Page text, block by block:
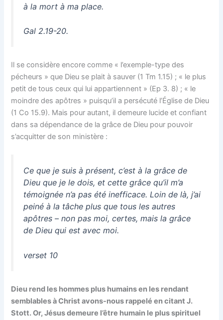
à la mort à ma place.
Gal 2.19-20.
Il se considère encore comme « l’exemple-type des
pécheurs » que Dieu se plait à sauver (1 Tm 1.15) ; « le plus
petit de tous ceux qui lui appartiennent » (Ep 3. 8) ; « le
moindre des apôtres » puisqu’il a persécuté l’Église de Dieu
(1 Co 15.9). Mais pour autant, il demeure lucide et confiant
dans sa dépendance de la grâce de Dieu pour pouvoir
s’acquitter de son ministère :
Ce que je suis à présent, c’est à la grâce de
Dieu que je le dois, et cette grâce qu’il m’a
témoignée n’a pas été inefficace. Loin de là, j’ai
peiné à la tâche plus que tous les autres
apôtres – non pas moi, certes, mais la grâce
de Dieu qui est avec moi.
verset 10
Dieu rend les hommes plus humains en les rendant
semblables à Christ avons-nous rappelé en citant J.
Stott. Or, Jésus demeure l’être humain le plus spirituel